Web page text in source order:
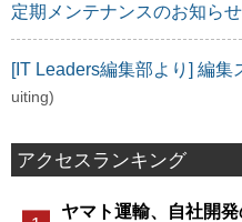
定期メンテナンスのお知らせ
[IT Leaders編集部より] 編
uiting)
アクセスランキング
ヤマト運輸、自社開